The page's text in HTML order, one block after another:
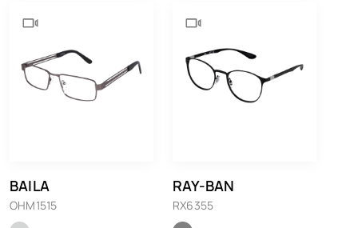
BAILA
OHM1515
RAY-BAN
RX6355